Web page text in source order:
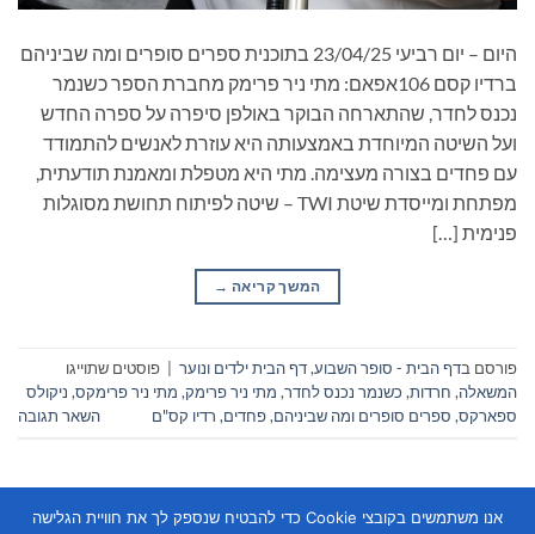
היום – יום רביעי 23/04/25 בתוכנית ספרים סופרים ומה שביניהם
ברדיו קסם 106אפאם: מתי ניר פרימק מחברת הספר כשנמר
נכנס לחדר, שהתארחה הבוקר באולפן סיפרה על ספרה החדש
ועל השיטה המיוחדת באמצעותה היא עוזרת לאנשים להתמודד
עם פחדים בצורה מעצימה. מתי היא מטפלת ומאמנת תודעתית,
מפתחת ומייסדת שיטת TWI – שיטה לפיתוח תחושת מסוגלות
פנימית […]
המשך קריאה →
פורסם בדף הבית - סופר השבוע,דף הבית ילדים ונוער
פוסטים שתוייגו
המשאלה, חרדות, כשנמר נכנס לחדר, מתי ניר פרימק, מתי ניר פרימקס, ניקולס
ספארקס, ספרים סופרים ומה שביניהם,פחדים, רדיו קס"ם השאר תגובה
אנו משתמשים בקובצי Cookie כדי להבטיח שנספק לך את חוויית הגלישה